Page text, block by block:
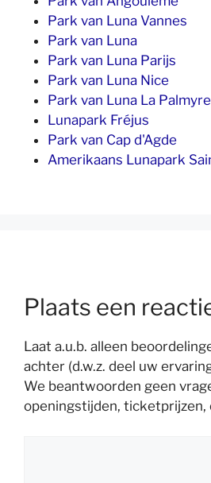
Park van Luna Vannes
Park van Luna
Park van Luna Parijs
Park van Luna Nice
Park van Luna La Palmyre
Lunapark Fréjus
Park van Cap d'Agde
Amerikaans Lunapark
Plaats een
Laat a.u.b. alleen
achter (d.w.z. deel uw
We beantwoorden geen
openingstijden, ticketprijzen,